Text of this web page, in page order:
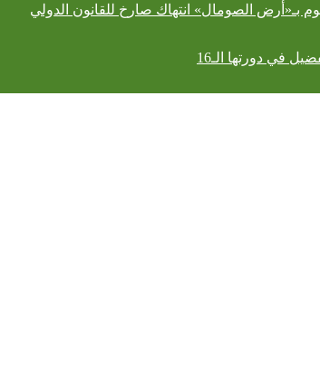
بـ«أرض الصومال» انتهاك صارخ للقانون الدولي
في دورتها الـ16